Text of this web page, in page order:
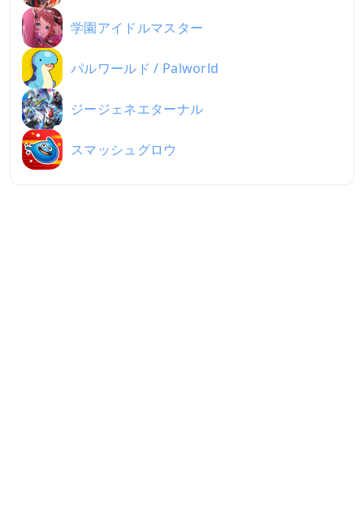
学園アイドルマスター
パルワールド / Palworld
ジージェネエターナル
スマッシュグロウ